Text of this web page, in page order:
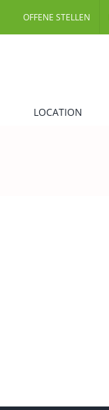
OFFENE STELLEN
LOCATION